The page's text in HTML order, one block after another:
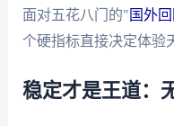
面对五花八门的" 国外
个硬指标直接决定体验
稳定才是王道：